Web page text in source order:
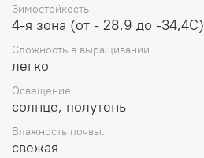
Зимостойкость
4-я зона (от - 28,9 до -34,4С)
Сложность в выращивании
легко
Освещение.
солнце, полутень
Влажность почвы.
свежая